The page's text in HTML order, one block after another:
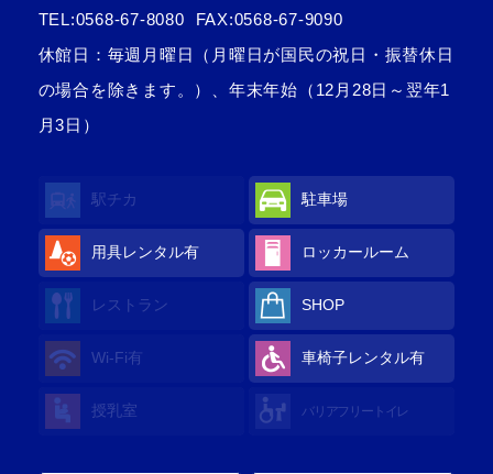
TEL:0568-67-8080
FAX:0568-67-9090
休館日：毎週月曜日（月曜日が国民の祝日・振替休日
の場合を除きます。）、年末年始（12月28日～翌年1
月3日）
駅チカ 駐車場
用具レンタル有 ロッカールーム
レストラン SHOP
Wi-Fi有 車椅子レンタル有
授乳室 バリアフリートイレ